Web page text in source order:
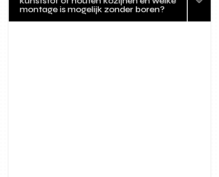
montage is mogelijk zonder boren?